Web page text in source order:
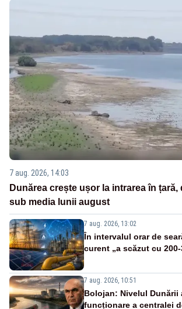
7 aug. 2026, 14:03
Dunărea crește ușor la intrarea în țară,
sub media lunii august
7 aug. 2026, 13:02
În intervalul orar de
curent „a scăzut cu
7 aug. 2026, 10:51
Bolojan: Nivelul Dunării
funcționare a centralei